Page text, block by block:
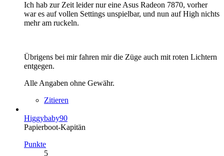
Ich hab zur Zeit leider nur eine Asus Radeon 7870, vorher
war es auf vollen Settings unspielbar, und nun auf High nichts
mehr am ruckeln.
Übrigens bei mir fahren mir die Züge auch mit roten Lichtern
entgegen.
Alle Angaben ohne Gewähr.
Zitieren
Higgybaby90
Papierboot-Kapitän
Punkte
5